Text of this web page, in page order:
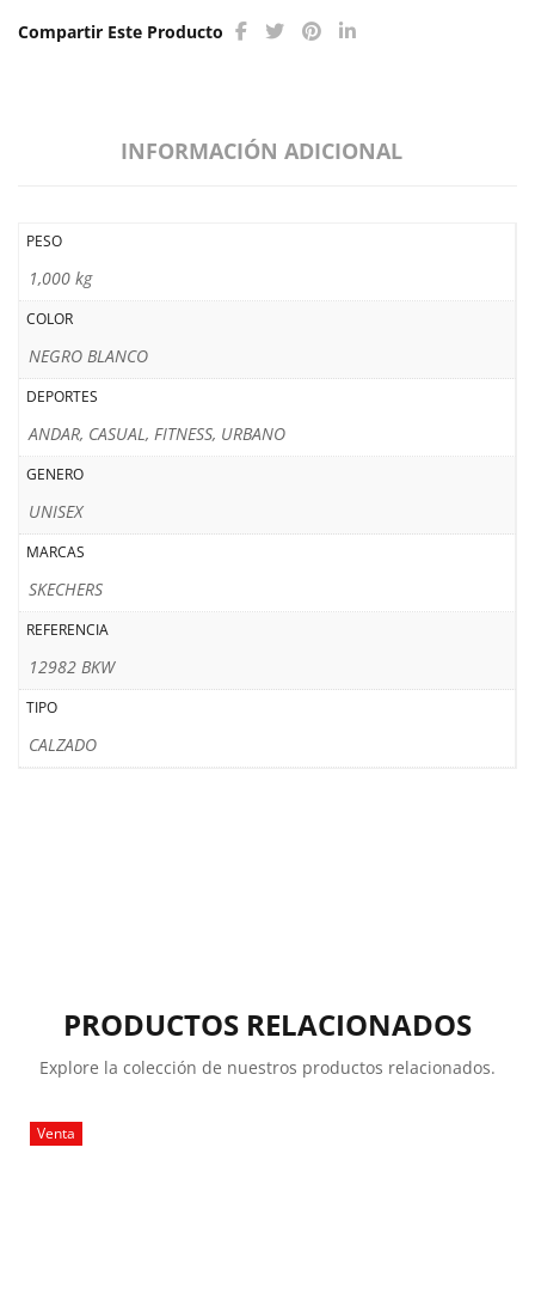
Compartir Este Producto
INFORMACIÓN ADICIONAL
PESO
1,000 kg
COLOR
NEGRO BLANCO
DEPORTES
ANDAR, CASUAL, FITNESS, URBANO
GENERO
UNISEX
MARCAS
SKECHERS
REFERENCIA
12982 BKW
TIPO
CALZADO
PRODUCTOS RELACIONADOS
Explore la colección de nuestros productos relacionados.
Venta